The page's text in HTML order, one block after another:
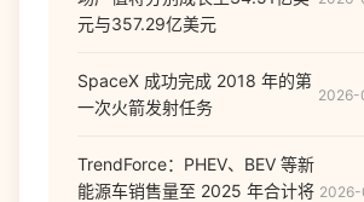
元与357.29亿美元
SpaceX 成功完成 2018 年的第
一次火箭发射任务
2026-
TrendForce：PHEV、BEV 等新
能源车销售量至 2025 年合计将 2026-